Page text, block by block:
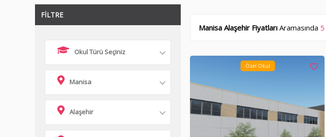
FİLTRE
Okul Türü Seçiniz
Manisa
Alaşehir
Manisa Alaşehir Fiyatları Aramasında 5
Özel Okul